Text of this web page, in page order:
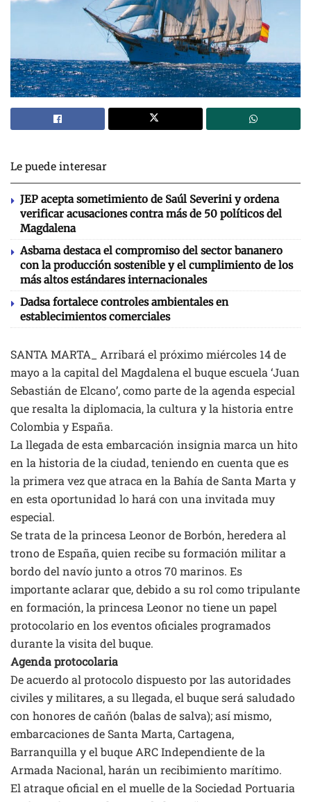
Le puede interesar
JEP acepta sometimiento de Saúl Severini y ordena
verificar acusaciones contra más de 50 políticos del
Magdalena
Asbama destaca el compromiso del sector bananero
con la producción sostenible y el cumplimiento de los
más altos estándares internacionales
Dadsa fortalece controles ambientales en
establecimientos comerciales
SANTA MARTA_ Arribará el próximo miércoles 14 de
mayo a la capital del Magdalena el buque escuela ‘Juan
Sebastián de Elcano’, como parte de la agenda especial
que resalta la diplomacia, la cultura y la historia entre
Colombia y España.
La llegada de esta embarcación insignia marca un hito
en la historia de la ciudad, teniendo en cuenta que es
la primera vez que atraca en la Bahía de Santa Marta y
en esta oportunidad lo hará con una invitada muy
especial.
Se trata de la princesa Leonor de Borbón, heredera al
trono de España, quien recibe su formación militar a
bordo del navío junto a otros 70 marinos. Es
importante aclarar que, debido a su rol como tripulante
en formación, la princesa Leonor no tiene un papel
protocolario en los eventos oficiales programados
durante la visita del buque.
Agenda protocolaria
De acuerdo al protocolo dispuesto por las autoridades
civiles y militares, a su llegada, el buque será saludado
con honores de cañón (balas de salva); así mismo,
embarcaciones de Santa Marta, Cartagena,
Barranquilla y el buque ARC Independiente de la
Armada Nacional, harán un recibimiento marítimo.
El atraque oficial en el muelle de la Sociedad Portuaria